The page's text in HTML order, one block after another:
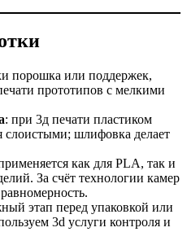
порошка или поддержек,
прототипов с мелкими
: при 3д печати пластиком
слоистыми; шлифовка делает
как для PLA, так и
За счёт технологии камер
этап перед упаковкой или
3d услуги контроля и